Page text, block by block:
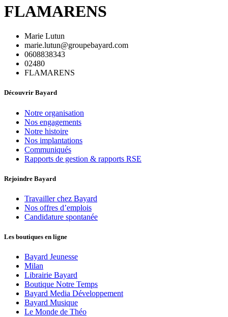
FLAMARENS
Marie Lutun
marie.lutun@groupebayard.com
0608838343
02480
FLAMARENS
Découvrir Bayard
Notre organisation
Nos engagements
Notre histoire
Nos implantations
Communiqués
Rapports de gestion & rapports RSE
Rejoindre Bayard
Travailler chez Bayard
Nos offres d’emplois
Candidature spontanée
Les boutiques en ligne
Bayard Jeunesse
Milan
Librairie Bayard
Boutique Notre Temps
Bayard Media Développement
Bayard Musique
Le Monde de Théo